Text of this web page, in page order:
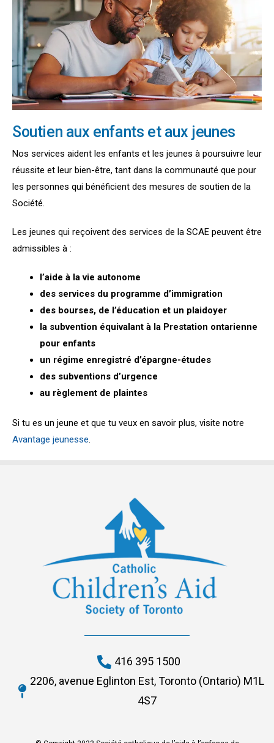
Soutien aux enfants et aux jeunes
Nos services aident les enfants et les jeunes à poursuivre leur
réussite et leur bien-être, tant dans la communauté que pour
les personnes qui bénéficient des mesures de soutien de la
Société.
Les jeunes qui reçoivent des services de la SCAE peuvent être
admissibles à :
l’aide à la vie autonome
des services du programme d’immigration
des bourses, de l’éducation et un plaidoyer
la subvention équivalant à la Prestation ontarienne
pour enfants
un régime enregistré d’épargne-études
des subventions d’urgence
au règlement de plaintes
Si tu es un jeune et que tu veux en savoir plus, visite notre
Avantage jeunesse.
416 395 1500
2206, avenue Eglinton Est, Toronto (Ontario) M1L
4S7